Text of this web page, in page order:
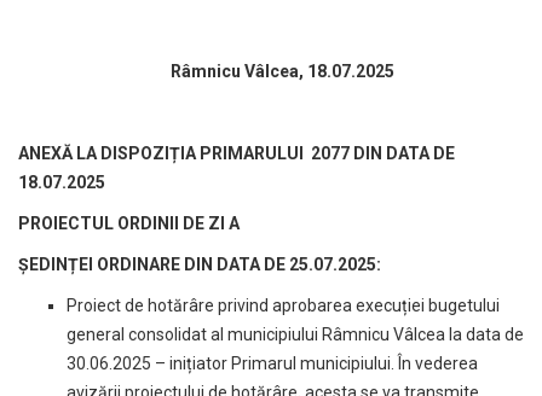
Râmnicu Vâlcea, 18.07.2025
ANEXĂ LA DISPOZIȚIA PRIMARULUI 2077 DIN DATA DE
18.07.2025
PROIECTUL ORDINII DE ZI A
ȘEDINȚEI ORDINARE DIN DATA DE 25.07.2025:
Proiect de hotărâre privind aprobarea execuției bugetului
general consolidat al municipiului Râmnicu Vâlcea la data de
30.06.2025 – inițiator Primarul municipiului. În vederea